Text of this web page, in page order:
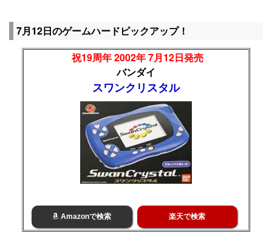
7月12日のゲームハードピックアップ！
祝19周年 2002年 7月12日発売
バンダイ
スワンクリスタル
Amazonで検索 楽天で検索